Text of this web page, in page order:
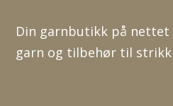
Din garnbutikk på nettet
garn og tilbehør til